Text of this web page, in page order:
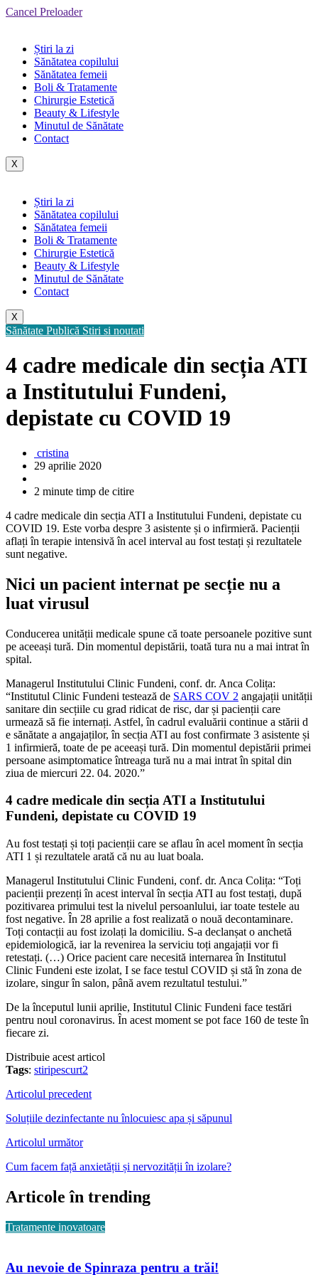
Cancel Preloader
Știri la zi
Sănătatea copilului
Sănătatea femeii
Boli & Tratamente
Chirurgie Estetică
Beauty & Lifestyle
Minutul de Sănătate
Contact
X
Știri la zi
Sănătatea copilului
Sănătatea femeii
Boli & Tratamente
Chirurgie Estetică
Beauty & Lifestyle
Minutul de Sănătate
Contact
X
Sănătate Publică Stiri si noutati
4 cadre medicale din secția ATI
a Institutului Fundeni,
depistate cu COVID 19
cristina
29 aprilie 2020
2 minute timp de citire
4 cadre medicale din secția ATI a Institutului Fundeni, depistate cu
COVID 19. Este vorba despre 3 asistente și o infirmieră. Pacienții
aflați în terapie intensivă în acel interval au fost testați și rezultatele
sunt negative.
Nici un pacient internat pe secție nu a
luat virusul
Conducerea unității medicale spune că toate persoanele pozitive sunt
pe aceeași tură. Din momentul depistării, toată tura nu a mai intrat în
spital.
Managerul Institutului Clinic Fundeni, conf. dr. Anca Colița:
“Institutul Clinic Fundeni testează de SARS COV 2 angajații unității
sanitare din secțiile cu grad ridicat de risc, dar și pacienții care
urmează să fie internați. Astfel, în cadrul evaluării continue a stării d
e sănătate a angajaților, în secția ATI au fost confirmate 3 asistente și
1 infirmieră, toate de pe aceeași tură. Din momentul depistării primei
persoane asimptomatice întreaga tură nu a mai intrat în spital din
ziua de miercuri 22. 04. 2020.”
4 cadre medicale din secția ATI a Institutului
Fundeni, depistate cu COVID 19
Au fost testați și toți pacienții care se aflau în acel moment în secția
ATI 1 și rezultatele arată că nu au luat boala.
Managerul Institutului Clinic Fundeni, conf. dr. Anca Colița: “Toți
pacienții prezenți în acest interval în secția ATI au fost testați, după
pozitivarea primului test la nivelul persoanlului, iar toate testele au
fost negative. În 28 aprilie a fost realizată o nouă decontaminare.
Toți contacții au fost izolați la domiciliu. S-a declanșat o anchetă
epidemiologică, iar la revenirea la serviciu toți angajații vor fi
retestați. (…) Orice pacient care necesită internarea în Institutul
Clinic Fundeni este izolat, I se face testul COVID și stă în zona de
izolare, singur în salon, până avem rezultatul testului.”
De la începutul lunii aprilie, Institutul Clinic Fundeni face testări
pentru noul coronavirus. În acest moment se pot face 160 de teste în
fiecare zi.
Distribuie acest articol
Tags: stiripescurt2
Articolul precedent
Soluțiile dezinfectante nu înlocuiesc apa și săpunul
Articolul următor
Cum facem față anxietății și nervozității în izolare?
Articole în trending
Tratamente inovatoare
Au nevoie de Spinraza pentru a trăi!